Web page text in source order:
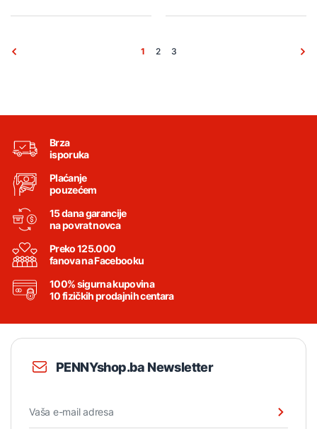
1 2 3
Brza
isporuka
Plaćanje
pouzećem
15 dana garancije
na povrat novca
Preko 125.000
fanova na Facebooku
100% sigurna kupovina
10 fizičkih prodajnih centara
PENNYshop.ba Newsletter